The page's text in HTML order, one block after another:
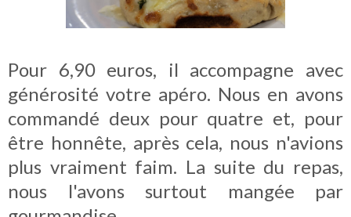
Pour 6,90 euros, il accompagne avec
générosité votre apéro. Nous en avons
commandé deux pour quatre et, pour
être honnête, après cela, nous n'avions
plus vraiment faim. La suite du repas,
nous l'avons surtout mangée par